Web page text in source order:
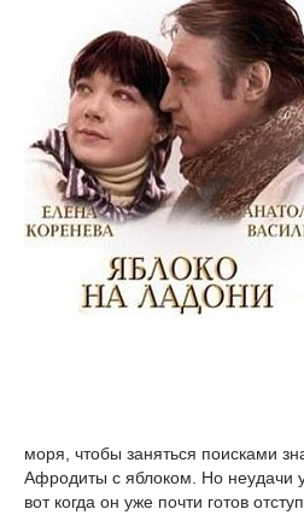
моря, чтобы заняться поисками
Афродиты с яблоком. Но неудачи
вот когда он уже почти готов